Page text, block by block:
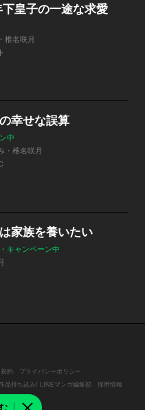
皇子の一途な求愛
椎名咲月
幸せな誤算
中
・椎名咲月
家族を養いたい
キャンペーン中
約
プライバシーポリシー
品持ち込み/ LINEマンガ編集部
採用情報